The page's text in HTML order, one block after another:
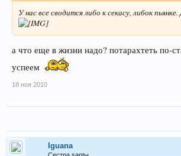
У нас все сводится либо к секасу, либок
а что еще в жизни надо? потарахтеть по-
успеем
18 ноя 2010
Iguana